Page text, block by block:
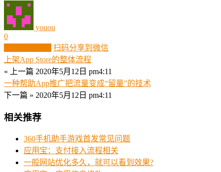
youou
0
扫码分享到微信
上架App Store的整体流程
« 上一篇 2020年5月12日 pm4:11
一种帮助App推广把流量变成“留量”的技术
下一篇 » 2020年5月12日 pm4:11
相关推荐
360手机助手游戏首发常见问题
应用宝：支付接入流程相关
一般网站优化多久，就可以看到效果?